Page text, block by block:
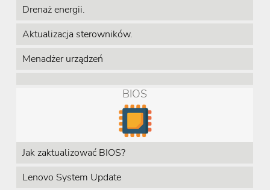
Drenaż energii.
Aktualizacja sterowników.
Menadżer urządzeń
BIOS
Jak zaktualizować BIOS?
Lenovo System Update